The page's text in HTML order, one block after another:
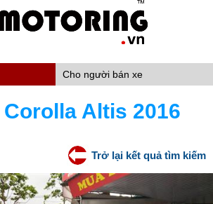
Cho người bán xe
Altis 2016
Trở lại kết quả tìm kiếm